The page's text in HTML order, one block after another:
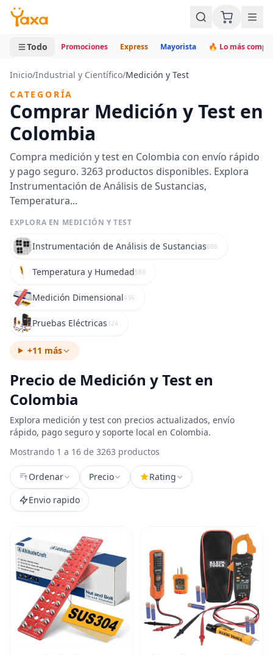
MINI CARRITO
0 productos
Todo Promociones Express Mayorista 🔥 Lo más
Inicio/Industrial y Científico/Medición y Test
CATEGORÍA
Comprar Medición y Test en
Colombia
Compra medición y test en Colombia con envío rápido
y pago seguro. 3263 productos disponibles. Explora
Instrumentación de Análisis de Sustancias,
Temperatura...
EXPLORA EN MEDICIÓN Y TEST
Instrumentación de Análisis de Sustancias606
Temperatura y Humedad588
Medición Dimensional436
Pruebas Eléctricas324
+11 más
Precio de Medición y Test en
Colombia
Explora medición y test con precios actualizados, envío
rápido, pago seguro y soporte local en Colombia.
Mostrando 1 a 16 de 3263 productos
Ordenar Precio
Rating
Envio rapido